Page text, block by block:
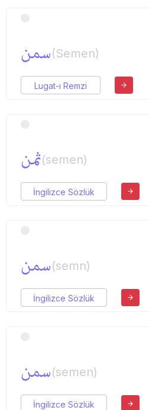
سمن(Semen)
Lugat-ı Remzi
ثمن(semen)
İngilizce Sözlük
سمن(semn)
İngilizce Sözlük
سمن(semen)
İngilizce Sözlük